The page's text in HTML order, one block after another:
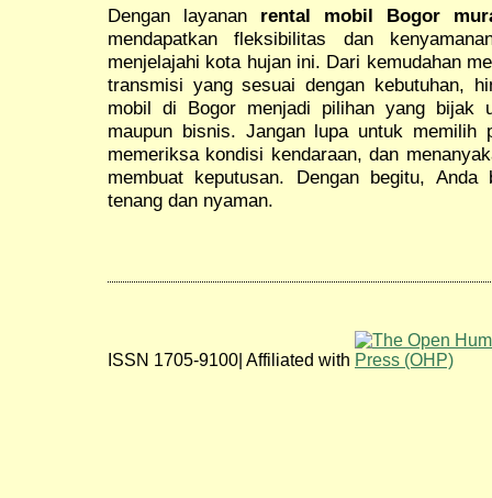
Dengan layanan rental mobil Bogor
mendapatkan fleksibilitas dan
menjelajahi kota hujan ini. Dari kemudahan
transmisi yang sesuai dengan kebutuhan,
mobil di Bogor menjadi pilihan yang bijak
maupun bisnis. Jangan lupa untuk memilih
memeriksa kondisi kendaraan, dan
membuat keputusan. Dengan begitu,
tenang dan nyaman.
ISSN 1705-9100| Affiliated with